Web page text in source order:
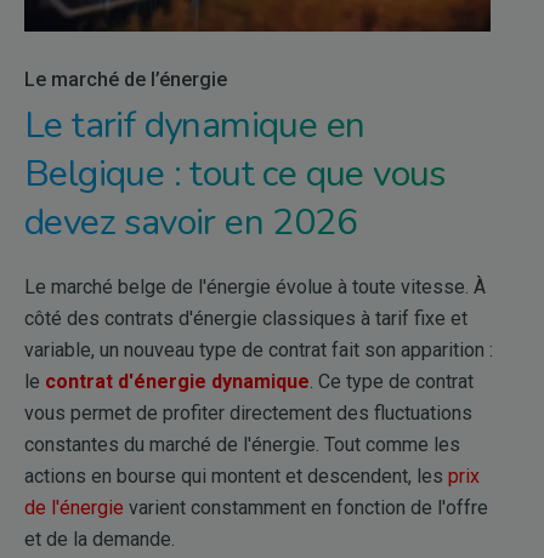
Le marché de l’énergie
Le tarif dynamique en
Belgique : tout ce que vous
devez savoir en 2026
Le marché belge de l'énergie évolue à toute vitesse. À
côté des contrats d'énergie classiques à tarif fixe et
variable, un nouveau type de contrat fait son apparition :
le contrat d'énergie dynamique. Ce type de contrat
vous permet de profiter directement des fluctuations
constantes du marché de l'énergie. Tout comme les
actions en bourse qui montent et descendent, les prix
de l'énergie varient constamment en fonction de l'offre
et de la demande.